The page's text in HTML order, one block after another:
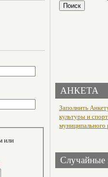
АНКЕТА
Заполнить
культуры и
муниципального
Случайные